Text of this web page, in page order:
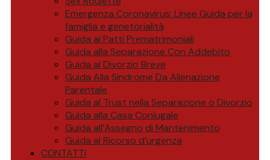
Emergenza Coronavirus: Linee Guida per la
famiglia e genetorialità
Guida ai Patti Prematrimoniali
Guida alla Separazione Con Addebito
Guida al Divorzio Breve
Guida Alla Sindrome Da Alienazione
Parentale
Guida al Trust nella Separazione o Divorzio
Guida alla Casa Coniugale
Guida all’Assegno di Mantenimento
Guida al Ricorso d’urgenza
CONTATTI